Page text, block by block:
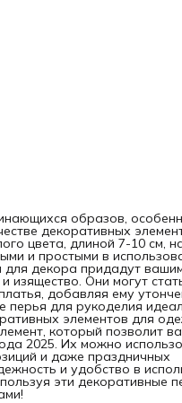
образов,
декоративных
цвета, длиной 7-10 см,
и простыми в
для декора придадут
Они могут
добавляя ему
перья для рукоделия
элементов для
который позволит
2025. Их можно
и даже праздничных
и удобство в
эти декоративные